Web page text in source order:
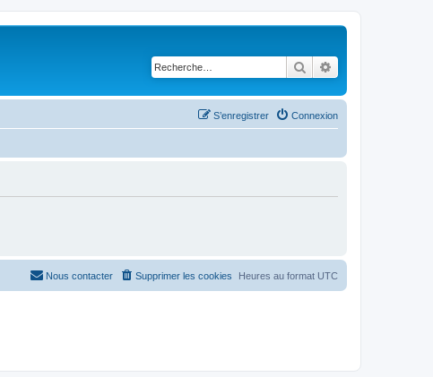
Rechercher
Connexion
S’enregistrer
Heures au format UTC
Supprimer les cookies
Nous contacter